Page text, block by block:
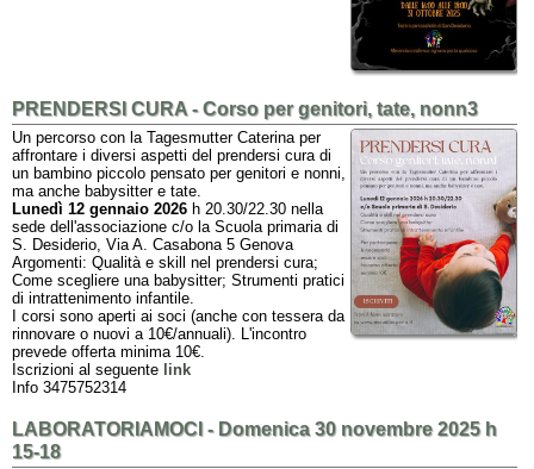
PRENDERSI CURA - Corso per genitori, tate, nonn3
Un percorso con la Tagesmutter Caterina per
affrontare i diversi aspetti del prendersi cura di
un bambino piccolo pensato per genitori e nonni,
ma anche babysitter e tate.
Lunedì 12 gennaio 2026 h 20.30/22.30 nella
sede dell'associazione c/o la Scuola primaria di
S. Desiderio, Via A. Casabona 5 Genova
Argomenti: Qualità e skill nel prendersi cura;
Come scegliere una babysitter; Strumenti pratici
di intrattenimento infantile.
I corsi sono aperti ai soci (anche con tessera da
rinnovare o nuovi a 10€/annuali). L'incontro
prevede offerta minima 10€.
Iscrizioni al seguente link
Info 3475752314
LABORATORIAMOCI - Domenica 30 novembre 2025 h
15-18